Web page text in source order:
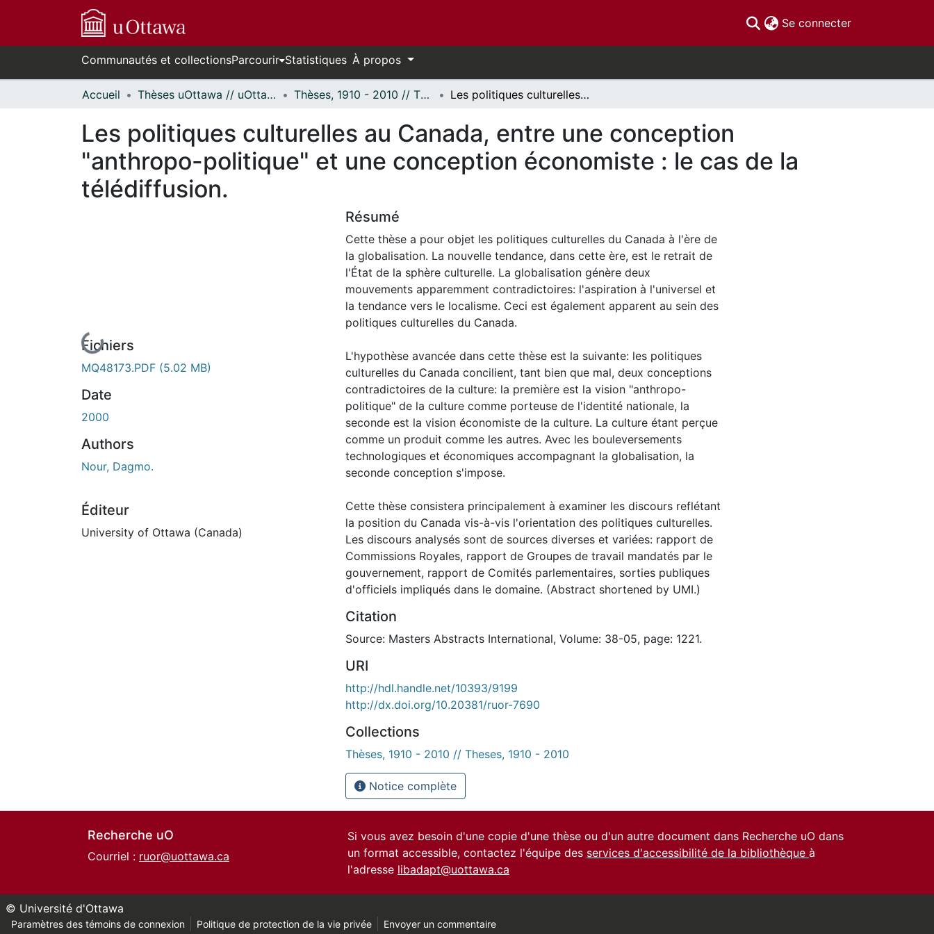
Se connecter(current)
Communautés et collectionsParcourir Statistiques À propos
Accueil Thèses uOttawa // uOttawa Theses Thèses, 1910 - 2010 // Theses, 1910 - 2010 Les politiques culturelles au Canada, entre une conception "anthropo-politique" et une conception économiste : le cas de la télédiffusion.
Les politiques culturelles au Canada, entre une conception
"anthropo-politique" et une conception économiste : le cas de la
télédiffusion.
En cours de chargement...
Fichiers
MQ48173.PDF (5.02 MB)
Date
2000
Authors
Nour, Dagmo.
Éditeur
University of Ottawa (Canada)
Résumé
Cette thèse a pour objet les politiques culturelles du Canada à l'ère de
la globalisation. La nouvelle tendance, dans cette ère, est le retrait de
l'État de la sphère culturelle. La globalisation génère deux
mouvements apparemment contradictoires: l'aspiration à l'universel et
la tendance vers le localisme. Ceci est également apparent au sein des
politiques culturelles du Canada.
L'hypothèse avancée dans cette thèse est la suivante: les politiques
culturelles du Canada concilient, tant bien que mal, deux conceptions
contradictoires de la culture: la première est la vision "anthropo-
politique" de la culture comme porteuse de l'identité nationale, la
seconde est la vision économiste de la culture. La culture étant perçue
comme un produit comme les autres. Avec les bouleversements
technologiques et économiques accompagnant la globalisation, la
seconde conception s'impose.
Cette thèse consistera principalement à examiner les discours reflétant
la position du Canada vis-à-vis l'orientation des politiques culturelles.
Les discours analysés sont de sources diverses et variées: rapport de
Commissions Royales, rapport de Groupes de travail mandatés par le
gouvernement, rapport de Comités parlementaires, sorties publiques
d'officiels impliqués dans le domaine. (Abstract shortened by UMI.)
Citation
Source: Masters Abstracts International, Volume: 38-05, page: 1221.
URI
http://hdl.handle.net/10393/9199
http://dx.doi.org/10.20381/ruor-7690
Collections
Thèses, 1910 - 2010 // Theses, 1910 - 2010
Notice complète
Recherche uO
Courriel : ruor@uottawa.ca
Si vous avez besoin d'une copie d'une thèse ou d'un autre document dans Recherche uO dans
un format accessible, contactez l'équipe des services d'accessibilité de la bibliothèque à
l'adresse libadapt@uottawa.ca
© Université d'Ottawa
Paramètres des témoins de connexion Politique de protection de la vie privée Envoyer un commentaire